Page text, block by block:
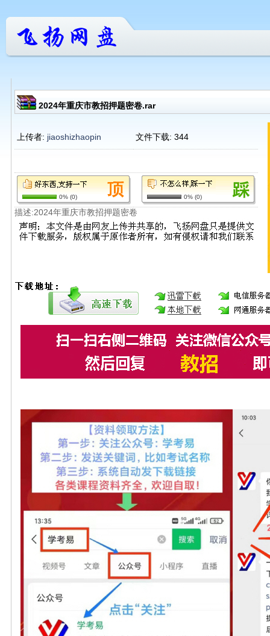
2024年重庆市教招押题密卷.rar
上传者: jiaoshizhaopin 文件下载: 344
0% (0) 0% (0)
描述:2024年重庆市教招押题密卷